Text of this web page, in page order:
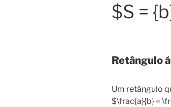
$S =
Retângulo
Um retângulo
$\frac{a}{b} =